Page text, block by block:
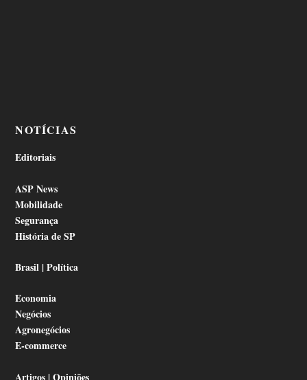
NOTÍCIAS
Editoriais
ASP News
Mobilidade
Segurança
História de SP
Brasil | Política
Economia
Negócios
Agronegócios
E-commerce
Artigos | Opiniões